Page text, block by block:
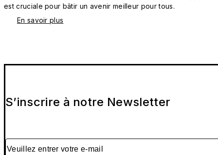
est cruciale pour bâtir un avenir meilleur pour tous.
En savoir plus
S’inscrire à notre Newsletter
Veuillez entrer votre e-mail